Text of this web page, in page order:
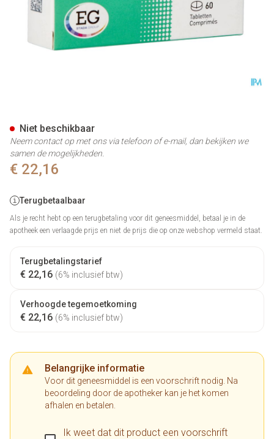
€ 22,16
Terugbetaalbaar
Als je recht hebt op een terugbetaling voor dit geneesmiddel, betaal je in de
apotheek een verlaagde prijs en niet de prijs die op onze webshop vermeld staat.
Terugbetalingstarief
€ 22,16 (6% inclusief btw)
Verhoogde tegemoetkoming
€ 22,16 (6% inclusief btw)
Belangrijke informatie
Voor dit geneesmiddel is een voorschrift nodig. Na
beoordeling door de apotheker kan je het komen
afhalen en betalen.
Ik weet dat dit product een voorschrift
Niet beschikbaar
Neem contact op met ons via telefoon of e-mail, dan bekijken we
samen de mogelijkheden.